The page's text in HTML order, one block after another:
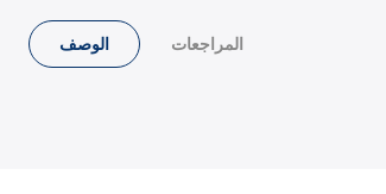
الوصف المراجعات